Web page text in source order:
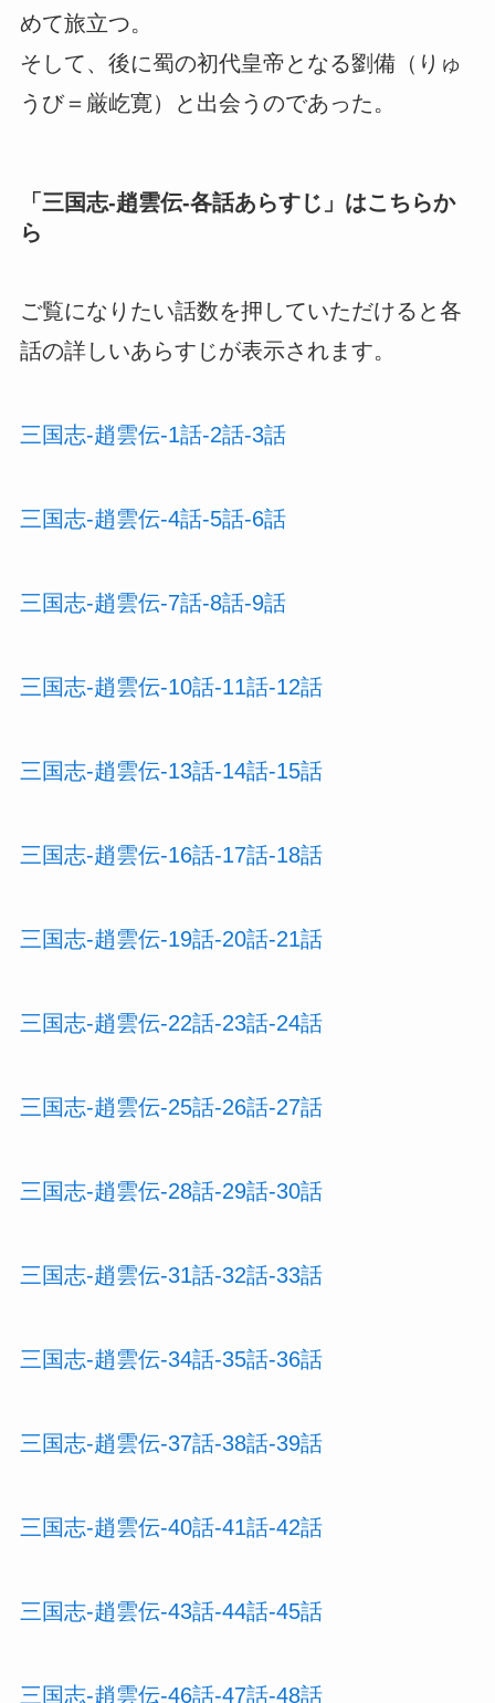
めて旅立つ。
そして、後に蜀の初代皇帝となる劉備（りゅ
うび＝厳屹寛）と出会うのであった。
「 三国志-趙雲伝-各話あらすじ 」はこちらか
ら
ご覧になりたい話数を押していただけると各
話の詳しいあらすじが表示されます。
三国志-趙雲伝-1話-2話-3話
三国志-趙雲伝-4話-5話-6話
三国志-趙雲伝-7話-8話-9話
三国志-趙雲伝-10話-11話-12話
三国志-趙雲伝-13話-14話-15話
三国志-趙雲伝-16話-17話-18話
三国志-趙雲伝-19話-20話-21話
三国志-趙雲伝-22話-23話-24話
三国志-趙雲伝-25話-26話-27話
三国志-趙雲伝-28話-29話-30話
三国志-趙雲伝-31話-32話-33話
三国志-趙雲伝-34話-35話-36話
三国志-趙雲伝-37話-38話-39話
三国志-趙雲伝-40話-41話-42話
三国志-趙雲伝-43話-44話-45話
三国志-趙雲伝-46話-47話-48話